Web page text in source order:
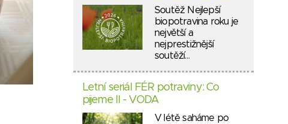
Soutěž Nejlepší
biopotravina roku je
největší a
nejprestižnější
soutěží…
Letní seriál FÉR potraviny: Co
pijeme II - VODA
V létě saháme po